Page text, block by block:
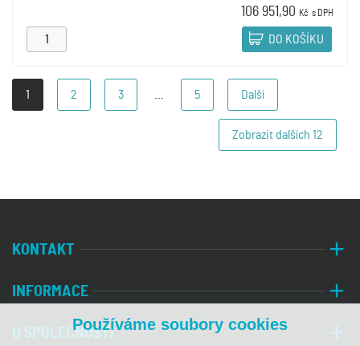
106 951,90 Kč s DPH
DO KOŠÍKU
1 2 3 5 Další
Zobrazit dalších 12
KONTAKT
INFORMACE
O SPOLEČNOSTIPoužíváme soubory cookies